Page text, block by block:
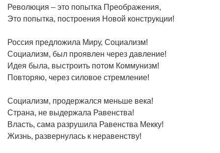
Революция – это попытка Преображения,
Это попытка, построения Новой конструкции!
Россия предложила Миру, Социализм!
Социализм, был проявлен через давление!
Идея была, выстроить потом Коммунизм!
Повторяю, через силовое стремление!
Социализм, продержался меньше века!
Страна, не выдержала Равенства!
Власть, сама разрушила Равенства Мекку!
Жизнь, развернулась к неравенству!